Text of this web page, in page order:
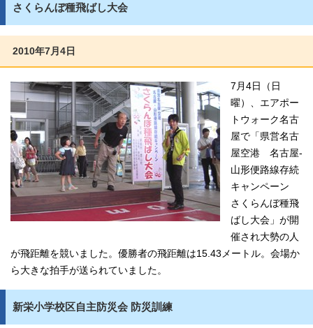
さくらんぼ種飛ばし大会
2010年7月4日
7月4日（日
曜）、エアポー
トウォーク名古
屋で「県営名古
屋空港 名古屋-
山形便路線存続
キャンペーン
さくらんぼ種飛
ばし大会」が開
催され大勢の人
が飛距離を競いました。優勝者の飛距離は15.43メートル。会場か
ら大きな拍手が送られていました。
新栄小学校区自主防災会 防災訓練